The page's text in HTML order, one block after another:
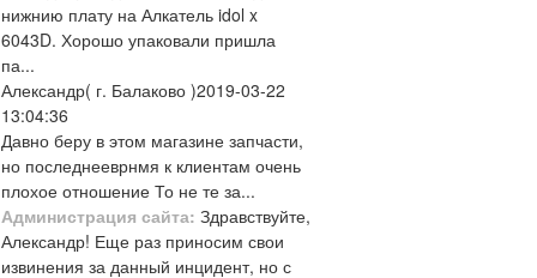
нижнию плату на Алкатель idol x
6043D. Хорошо упаковали пришла
па...
Александр( г. Балаково )2019-03-22
13:04:36
Давно беру в этом магазине запчасти,
но последнееврнмя к клиентам очень
плохое отношение То не те за...
Администрация сайта: Здравствуйте,
Александр! Еще раз приносим свои
извинения за данный инцидент, но с